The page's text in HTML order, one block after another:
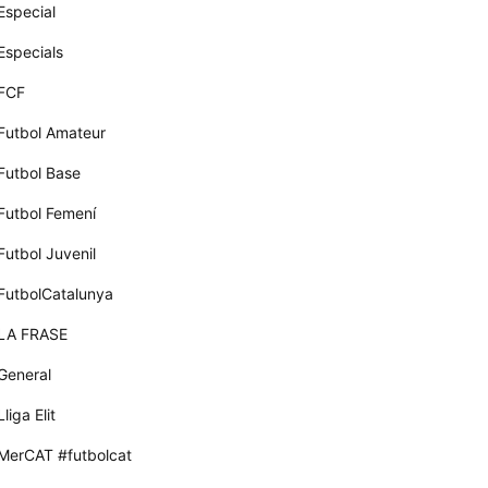
Amateur
Base
Femení
Juvenil
FRASE
Elit
#futbolcat